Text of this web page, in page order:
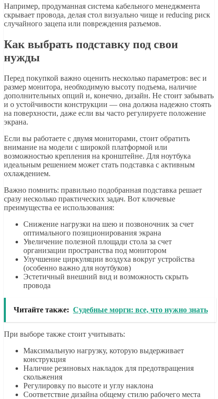
Например, продуманная система кабельного менеджмента
скрывает провода, делая стол визуально чище и reducing риск
случайного зацепа или повреждения разъемов.
Как выбрать подставку под свои
нужды
Перед покупкой важно оценить несколько параметров: вес и
размер монитора, необходимую высоту подъема, наличие
дополнительных опций и, конечно, дизайн. Не стоит забывать
и о устойчивости конструкции — она должна надежно стоять
на поверхности, даже если вы часто регулируете положение
экрана.
Если вы работаете с двумя мониторами, стоит обратить
внимание на модели с широкой платформой или
возможностью крепления на кронштейне. Для ноутбука
идеальным решением может стать подставка с активным
охлаждением.
Важно помнить: правильно подобранная подставка решает
сразу несколько практических задач. Вот ключевые
преимущества ее использования:
Снижение нагрузки на шею и позвоночник за счет
оптимального позиционирования экрана
Увеличение полезной площади стола за счет
организации пространства под монитором
Улучшение циркуляции воздуха вокруг устройства
(особенно важно для ноутбуков)
Эстетичный внешний вид и возможность скрыть
провода
Читайте также: Судебные морги: все, что нужно знать
При выборе также стоит учитывать:
Максимальную нагрузку, которую выдерживает
конструкция
Наличие резиновых накладок для предотвращения
скольжения
Регулировку по высоте и углу наклона
Соответствие дизайна общему стилю рабочего места